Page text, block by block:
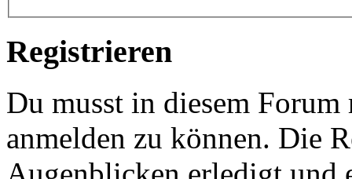
Registrieren
Du musst in diesem
anmelden zu können. Die